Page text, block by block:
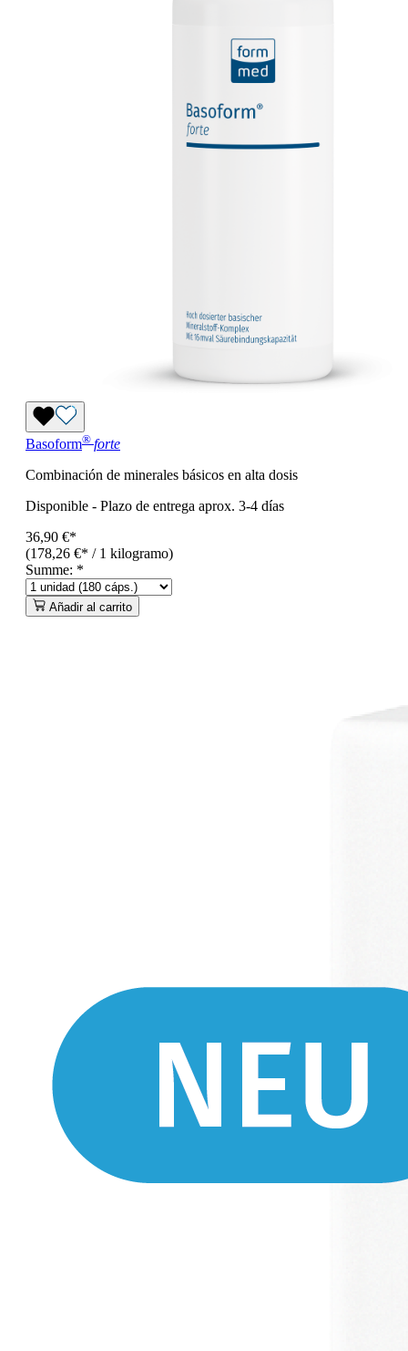
Basoform® forte
Combinación de minerales básicos en alta dosis
Disponible - Plazo de entrega aprox. 3-4 días
36,90 €*
(178,26 €* / 1 kilogramo)
Summe: *
Añadir al carrito